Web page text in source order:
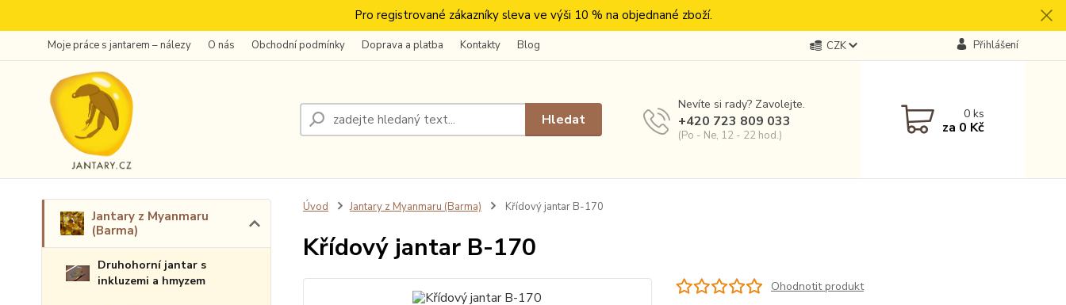
Pro registrované zákazníky sleva ve výši 10 % na objednané zboží.
Moje práce s jantarem – nálezy O nás Obchodní podmínky Doprava a platba Kontakty Blog CZK Přihlášení
Hledat
Nevíte si rady? Zavolejte.
+420 723 809 033
(Po - Ne, 12 - 22 hod.)
0ks
za 0 Kč
Jantary z Myanmaru
(Barma)
Druhohorní jantar s
inkluzemi a hmyzem
Úvod Jantary z Myanmaru (Barma) Křídový jantar B-170
Křídový jantar B-170
Ohodnotit produkt